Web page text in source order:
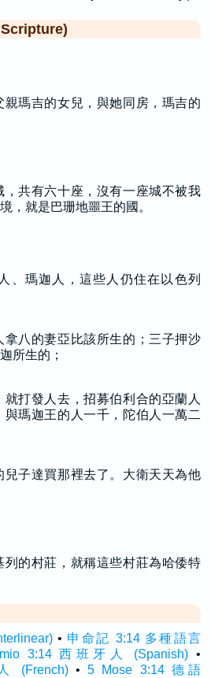
瑪吉的女兒，與她同房，瑪吉的
共有六十座，沒有一座城不被我
，就是巴珊地噩王的國。
、瑪迦人，這些人仍住在以色列
八的妻亞比該所生的；三子押沙
所生的；
打發人去，招募伯利合的亞蘭人
瑪迦王的人一千，陀伯人一萬二
子達買那裡去了。大衛天天為他
的村莊，就稱這些村莊為哈倭特
• 申命記 3:14 多種語言
3:14 西班牙人 (Spanish) •
(French)•5 Mose 3:14 德語